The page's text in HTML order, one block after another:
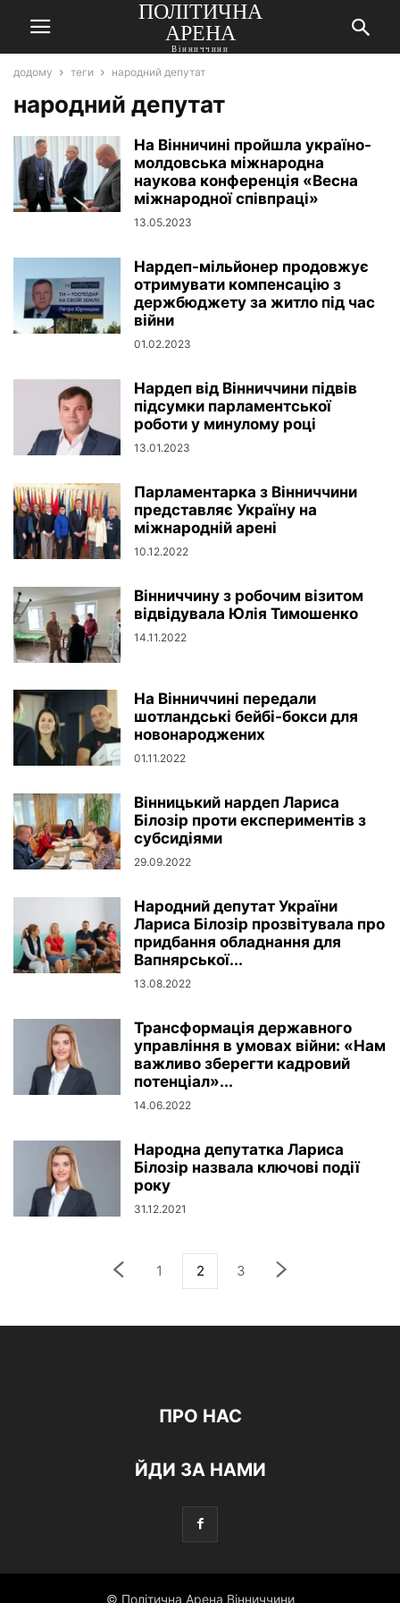
ПОЛІТИЧНА
АРЕНА
Вінниччини
додому теги народний депутат
народний депутат
На Вінничині пройшла україно-
молдовська міжнародна
наукова конференція «Весна
міжнародної співпраці»
13.05.2023
Нардеп-мільйонер продовжує
отримувати компенсацію з
держбюджету за житло під час
війни
01.02.2023
Нардеп від Вінниччини підвів
підсумки парламентської
роботи у минулому році
13.01.2023
Парламентарка з Вінниччини
представляє Україну на
міжнародній арені
10.12.2022
Вінниччину з робочим візитом
відвідувала Юлія Тимошенко
14.11.2022
На Вінниччині передали
шотландські бейбі-бокси для
новонароджених
01.11.2022
Вінницький нардеп Лариса
Білозір проти експериментів з
субсидіями
29.09.2022
Народний депутат України
Лариса Білозір прозвітувала про
придбання обладнання для
Вапнярської...
13.08.2022
Трансформація державного
управління в умовах війни: «Нам
важливо зберегти кадровий
потенціал»...
14.06.2022
Народна депутатка Лариса
Білозір назвала ключові події
року
31.12.2021
1 2 3
ПРО НАС
ЙДИ ЗА НАМИ
© Політична Арена Вінниччини